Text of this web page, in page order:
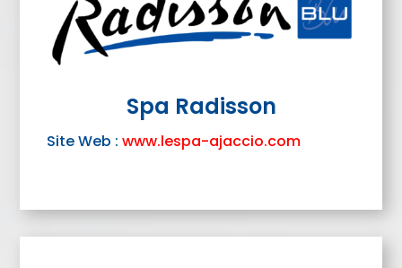
Spa Radisson
Site Web :www.lespa-ajaccio.com